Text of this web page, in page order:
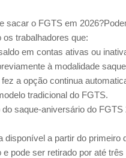
sacar o FGTS em
os trabalhadores que:
em contas ativas ou
à modalidade
a opção continua
tradicional do FGTS.
do saque-aniversário do FGTS
disponível a partir do primeiro
e pode ser retirado por até